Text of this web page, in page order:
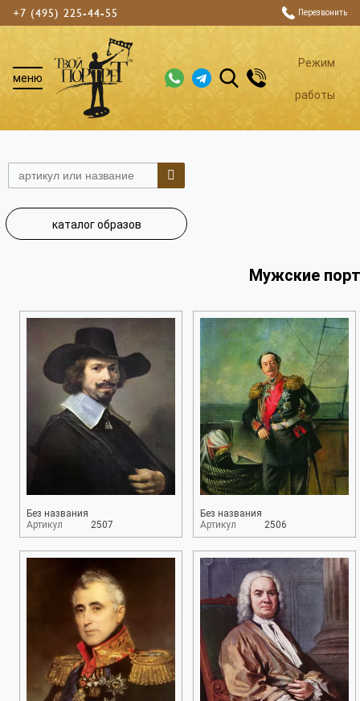
+7 (495) 225-44-55 Перезвонить
меню
Режим
работы
каталог образов
Мужские
Без названия
Артикул
2507
Без названия
Артикул
2506